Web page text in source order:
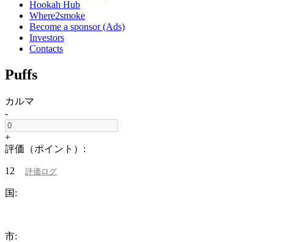
Hookah Hub
Where2smoke
Become a sponsor (Ads)
Investors
Contacts
Puffs
カルマ
-
+
評価（ポイント）:
12 評価ログ
国:
市: